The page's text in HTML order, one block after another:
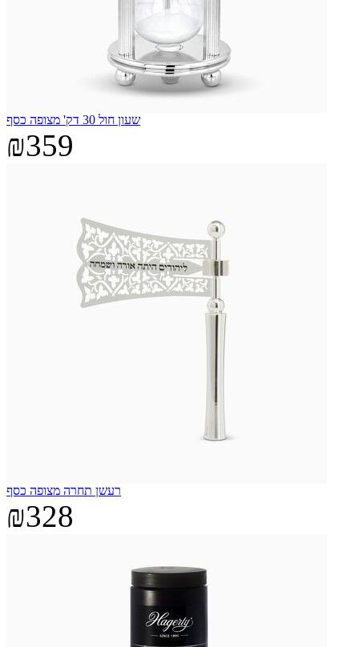
שעון חול 30 דק' מצופה כסף
₪359
רעשן תחרה מצופה כסף
₪328